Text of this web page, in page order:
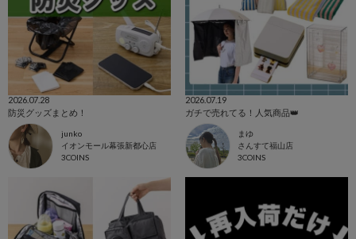
2026.07.28
防災グッズまとめ！
junko
イオンモール幕張新都心店
3COINS
2026.07.19
ガチで売れてる！人気商品👑
まゆ
さんすて福山店
3COINS